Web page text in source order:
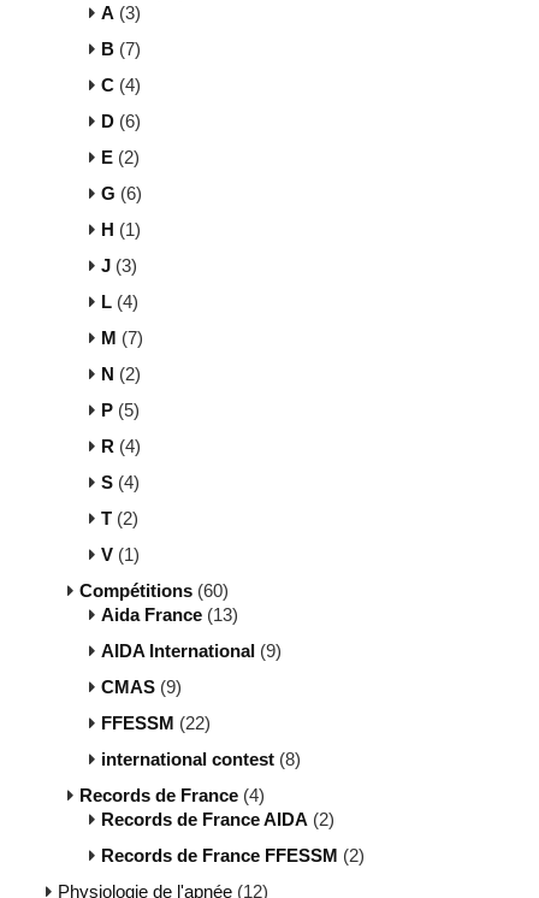
A (3)
B (7)
C (4)
D (6)
E (2)
G (6)
H (1)
J (3)
L (4)
M (7)
N (2)
P (5)
R (4)
S (4)
T (2)
V (1)
Compétitions (60)
Aida France (13)
AIDA International (9)
CMAS (9)
FFESSM (22)
international contest (8)
Records de France (4)
Records de France AIDA (2)
Records de France FFESSM (2)
Physiologie de l'apnée (12)